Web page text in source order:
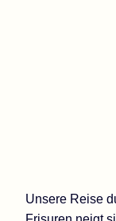
Unsere Reise